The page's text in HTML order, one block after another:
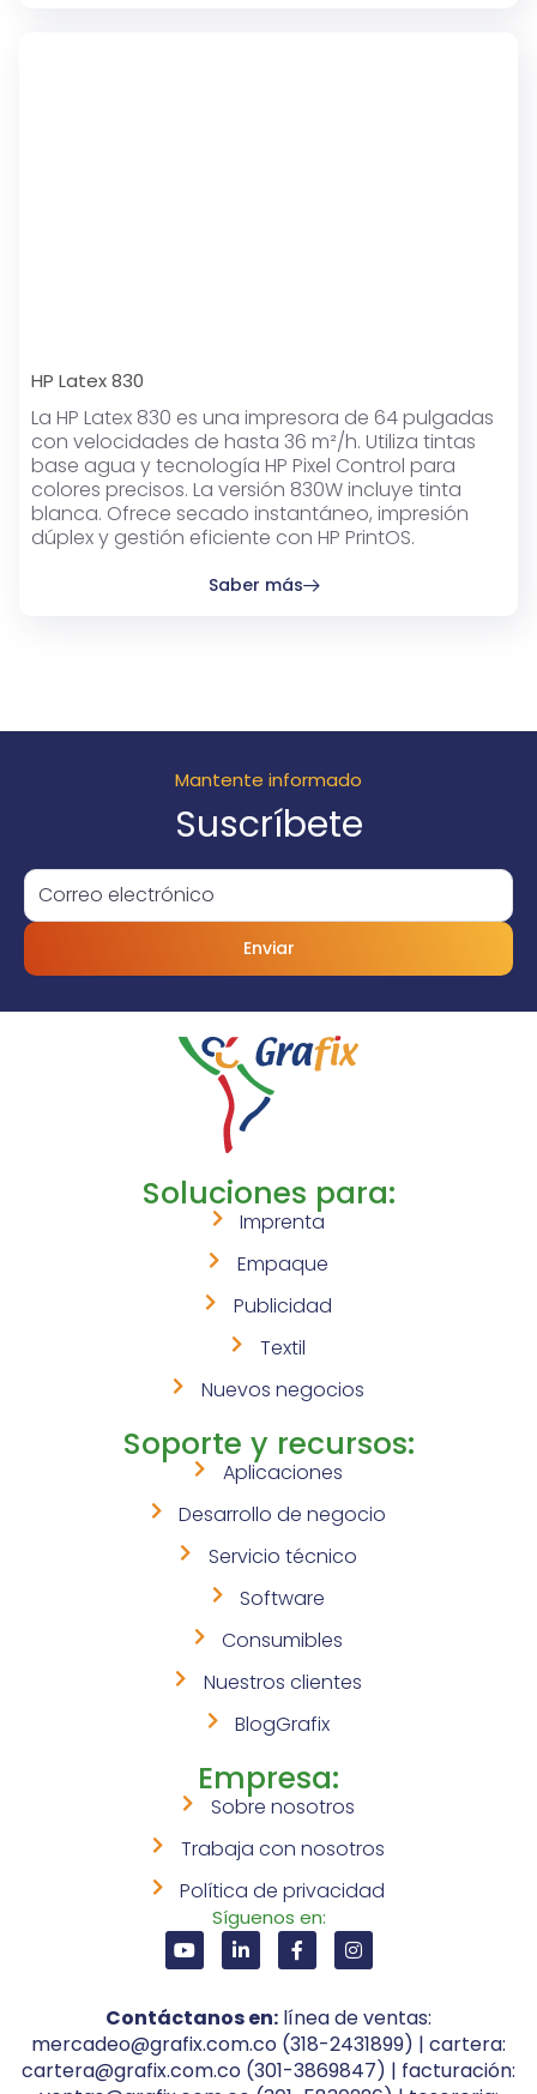
HP Latex 830
La HP Latex 830 es una impresora de 64 pulgadas
con velocidades de hasta 36 m²/h. Utiliza tintas
base agua y tecnología HP Pixel Control para
colores precisos. La versión 830W incluye tinta
blanca. Ofrece secado instantáneo, impresión
dúplex y gestión eficiente con HP PrintOS.
Saber más
Mantente informado
Suscríbete
Enviar
Soluciones para:
Imprenta
Empaque
Publicidad
Textil
Nuevos negocios
Soporte y recursos:
Aplicaciones
Desarrollo de negocio
Servicio técnico
Software
Consumibles
Nuestros clientes
BlogGrafix
Empresa:
Sobre nosotros
Trabaja con nosotros
Política de privacidad
Síguenos en:
Contáctanos en: línea de ventas:
mercadeo@grafix.com.co (318-2431899) | cartera:
cartera@grafix.com.co (301-3869847) | facturación: